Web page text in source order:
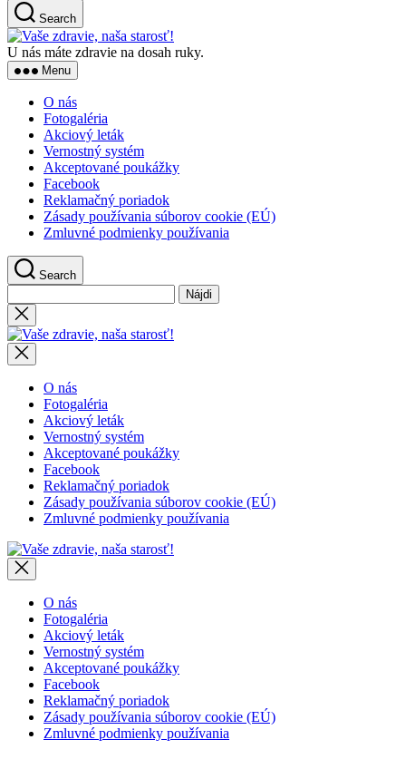
Search
zdravie,
U nás máte zdravie na dosah ruky.
Menu
O nás
Fotogaléria
Akciový leták
Vernostný systém
Akceptované poukážky
Facebook
Reklamačný poriadok
Zásady používania súborov cookie (EÚ)
Zmluvné podmienky používania
Search
Close
search
O nás
Fotogaléria
Akciový leták
Vernostný systém
Akceptované poukážky
Facebook
Reklamačný poriadok
Zásady používania súborov cookie (EÚ)
Zmluvné podmienky používania
O nás
Fotogaléria
Akciový leták
Vernostný systém
Akceptované poukážky
Facebook
Reklamačný poriadok
Zásady používania súborov cookie (EÚ)
Zmluvné podmienky používania